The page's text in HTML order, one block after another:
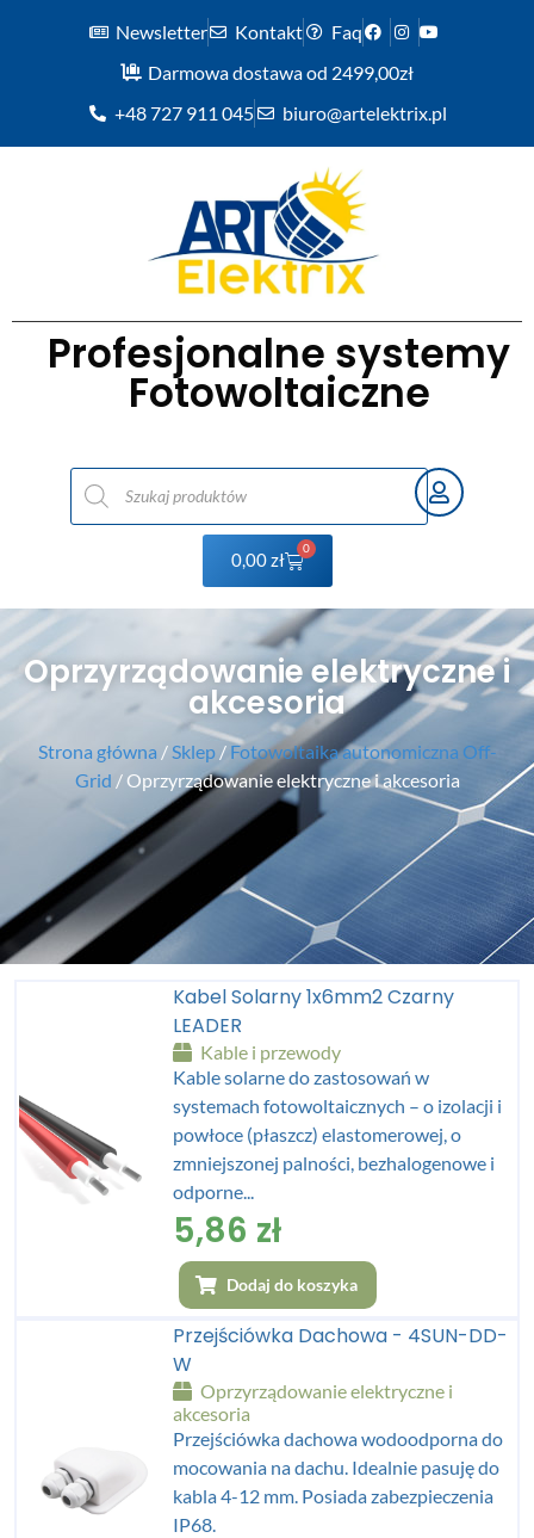
Newsletter Kontakt
Faq
Darmowa dostawa od 2499,00zł
+48 727 911 045
biuro@artelektrix.pl
Profesjonalne systemy
Fotowoltaiczne
0,00zł
0
Oprzyrządowanie elektryczne i
akcesoria
Strona główna / Sklep/ Fotowoltaika autonomiczna Off-
Grid / Oprzyrządowanie elektryczne i akcesoria
Kabel Solarny 1x6mm2 Czarny
LEADER
Kable i przewody
Kable solarne do zastosowań w
systemach fotowoltaicznych – o izolacji i
powłoce (płaszcz) elastomerowej, o
zmniejszonej palności, bezhalogenowe i
odporne...
5,86 zł
Dodaj do koszyka
Przejściówka Dachowa - 4SUN-DD-
W
Oprzyrządowanie elektryczne i
akcesoria
Przejściówka dachowa wodoodporna do
mocowania na dachu. Idealnie pasuję do
kabla 4-12 mm. Posiada zabezpieczenia
IP68.